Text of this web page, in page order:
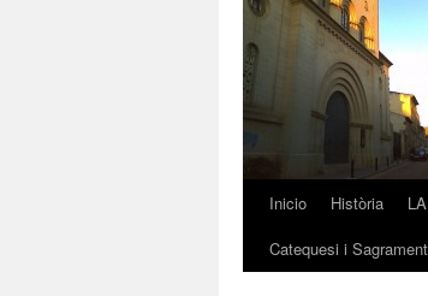
Inicio Història
Catequesi i